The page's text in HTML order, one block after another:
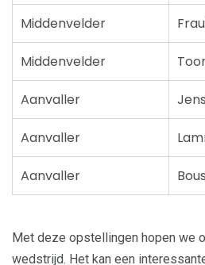
Middenvelder
Middenvelder
Aanvaller
Aanvaller
Aanvaller
Met deze opstellingen hopen we
wedstrijd. Het kan een